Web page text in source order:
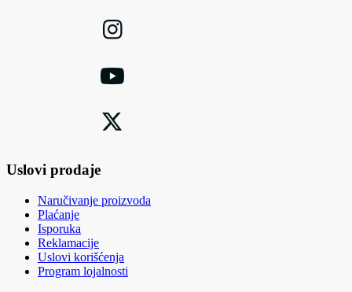
Uslovi prodaje
Naručivanje proizvoda
Plaćanje
Isporuka
Reklamacije
Uslovi korišćenja
Program lojalnosti